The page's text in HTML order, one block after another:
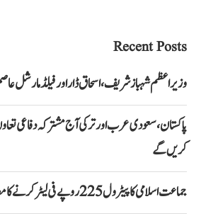
Recent Posts
وزیراعظم شہباز شریف، اسحاق ڈار اور فیلڈ مارشل
پاکستان، سعودی عرب اور ترکی آج مشترکہ دفاعی
کریں گے
جماعت اسلامی کا پیٹرول 225 روپے فی لیٹر کرنے کا مطالبہ، ملک گیر احتجاج کا اعلان